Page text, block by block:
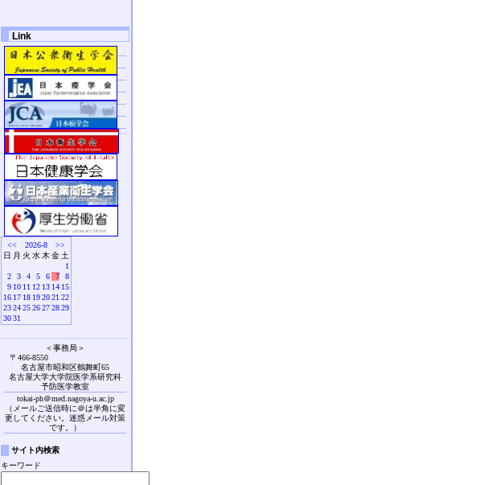
Link
<< 2026-8
>>
日 月 火 水 木 金 土
1
2
3 4 5 6 7
8
9 10 11 12 13 14 15
16 17 18 19 20 21 22
23 24 25 26 27 28 29
30 31
＜事務局＞
〒466-8550
名古屋市昭和区鶴舞町65
名古屋大学大学院医学系研究科
予防医学教室
tokai-ph＠med.nagoya-u.ac.jp
（メールご送信時に＠は半角に変
更してください。迷惑メール対策
です。）
サイト内検索
キーワード